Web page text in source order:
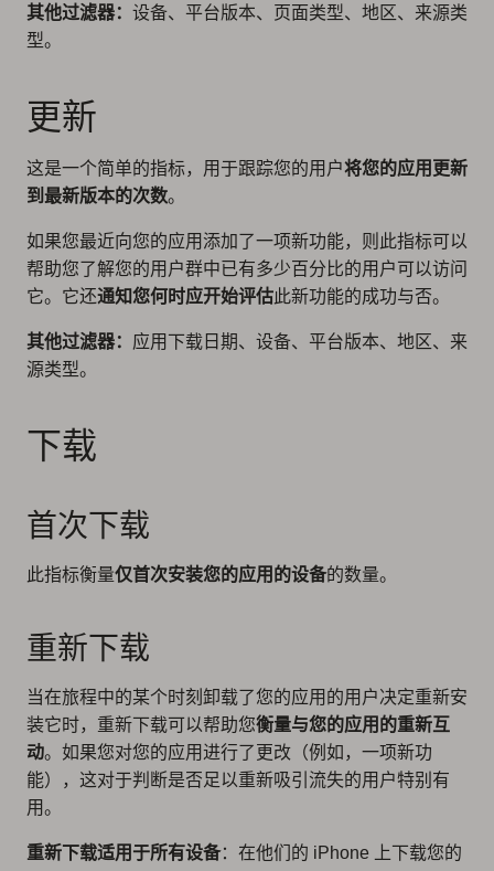
其他过滤器： 设备、平台版本、页面类型、地区、来源类
型。
更新
这是一个简单的指标，用于跟踪您的用户将您的应用更新
到最新版本的次数。
如果您最近向您的应用添加了一项新功能，则此指标可以
帮助您了解您的用户群中已有多少百分比的用户可以访问
它。它还通知您何时应开始评估此新功能的成功与否。
其他过滤器： 应用下载日期、设备、平台版本、地区、来
源类型。
下载
首次下载
此指标衡量仅首次安装您的应用的设备的数量。
重新下载
当在旅程中的某个时刻卸载了您的应用的用户决定重新安
装它时，重新下载可以帮助您衡量与您的应用的重新互
动。如果您对您的应用进行了更改（例如，一项新功
能），这对于判断是否足以重新吸引流失的用户特别有
用。
重新下载适用于所有设备：在他们的 iPhone 上下载您的